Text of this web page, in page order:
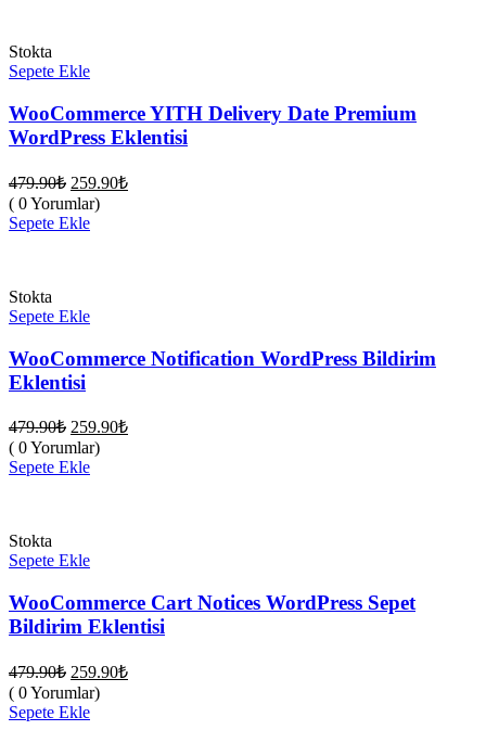
Stokta
Sepete Ekle
WooCommerce YITH Delivery Date Premium
WordPress Eklentisi
479.90₺ Orijinal
fiyat:
479.90₺.
259.90₺Şu
( 0 Yorumlar)
Sepete Ekle
Stokta
Sepete Ekle
WooCommerce Notification WordPress Bildirim
Eklentisi
479.90₺ Orijinal
fiyat:
479.90₺.
259.90₺Şu
( 0 Yorumlar)
Sepete Ekle
Stokta
Sepete Ekle
WooCommerce Cart Notices WordPress Sepet
Bildirim Eklentisi
479.90₺ Orijinal
fiyat:
479.90₺.
259.90₺Şu
( 0 Yorumlar)
Sepete Ekle